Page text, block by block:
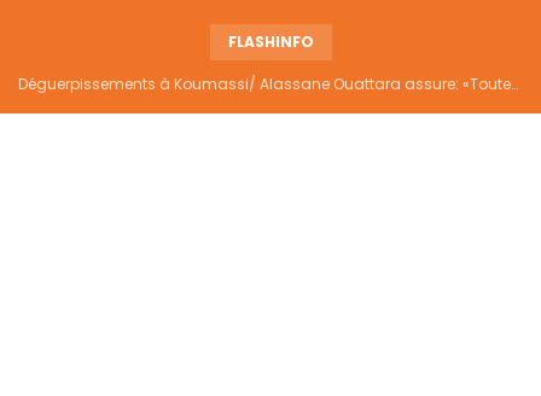
FLASHINFO
Déguerpissements à Koumassi/ Alassane Ouattara assure: «Toutes les responsabilités seront établies et elles donneront lieu aux sanctions prévues par la loi»